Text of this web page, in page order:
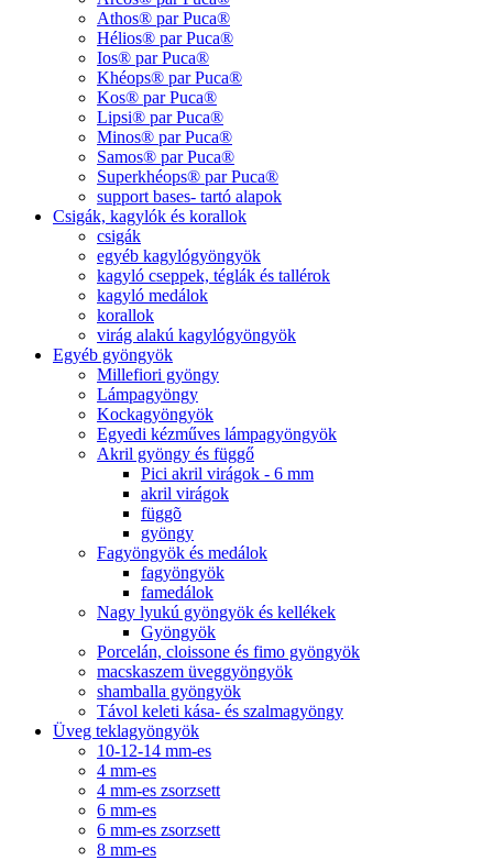
Athos® par Puca®
Hélios® par Puca®
Ios® par Puca®
Khéops® par Puca®
Kos® par Puca®
Lipsi® par Puca®
Minos® par Puca®
Samos® par Puca®
Superkhéops® par Puca®
support bases- tartó alapok
Csigák, kagylók és korallok
csigák
egyéb kagylógyöngyök
kagyló cseppek, téglák és tallérok
kagyló medálok
korallok
virág alakú kagylógyöngyök
Egyéb gyöngyök
Millefiori gyöngy
Lámpagyöngy
Kockagyöngyök
Egyedi kézműves lámpagyöngyök
Akril gyöngy és függő
Pici akril virágok - 6 mm
akril virágok
függõ
gyöngy
Fagyöngyök és medálok
fagyöngyök
famedálok
Nagy lyukú gyöngyök és kellékek
Gyöngyök
Porcelán, cloissone és fimo gyöngyök
macskaszem üveggyöngyök
shamballa gyöngyök
Távol keleti kása- és szalmagyöngy
Üveg teklagyöngyök
10-12-14 mm-es
4 mm-es
4 mm-es zsorzsett
6 mm-es
6 mm-es zsorzsett
8 mm-es